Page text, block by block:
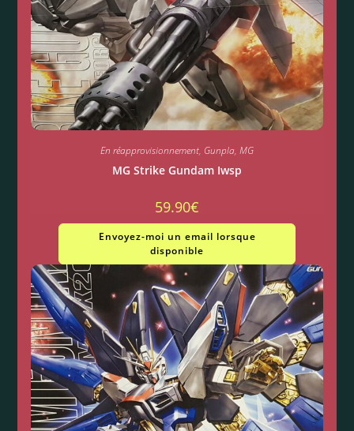
En réapprovisionnement, Gunpla, MG
MG Strike Gundam Iwsp
59.90€
Envoyez-moi un email lorsque
disponible